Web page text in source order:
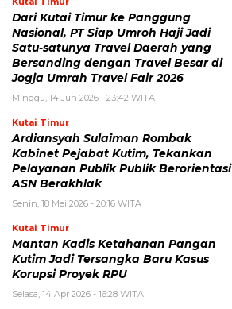
Dari Kutai Timur ke Panggung
Nasional, PT Siap Umroh Haji Jadi
Satu-satunya Travel Daerah yang
Bersanding dengan Travel Besar di
Jogja Umrah Travel Fair 2026
Minggu, 14 Jun 2026 - 23:42 WITA
Kutai Timur
Ardiansyah Sulaiman Rombak
Kabinet Pejabat Kutim, Tekankan
Pelayanan Publik Publik Berorientasi
ASN Berakhlak
Senin, 18 Mei 2026 - 20:16 WITA
Kutai Timur
Mantan Kadis Ketahanan Pangan
Kutim Jadi Tersangka Baru Kasus
Korupsi Proyek RPU
Selasa, 14 Apr 2026 - 16:28 WITA